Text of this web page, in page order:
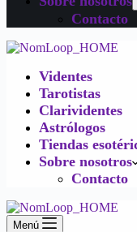
Contacto
Videntes
Tarotistas
Clarividentes
Astrólogos
Tiendas
Sobre nosotros
Contacto
Menú